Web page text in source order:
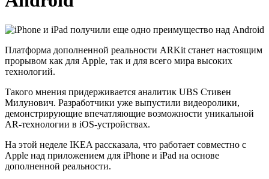
Платформа дополненной реальности ARKit станет настоящим
прорывом как для Apple, так и для всего мира высоких
технологий.
Такого мнения придерживается аналитик UBS Стивен
Милунович. Разработчики уже выпустили видеоролики,
демонстрирующие впечатляющие возможности уникальной
AR-технологии в iOS-устройствах.
На этой неделе IKEA рассказала, что работает совместно с
Apple над приложением для iPhone и iPad на основе
дополненной реальности.